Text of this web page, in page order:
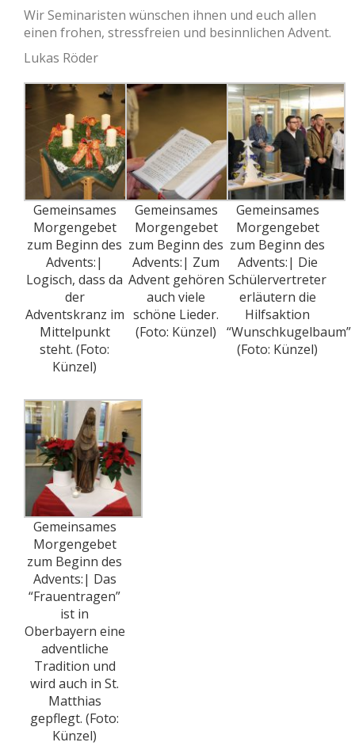
Wir Seminaristen wünschen ihnen und euch allen
einen frohen, stressfreien und besinnlichen Advent.
Lukas Röder
Gemeinsames
Morgengebet
zum Beginn des
Advents:|
Logisch, dass da
der
Adventskranz im
Mittelpunkt
steht. (Foto:
Künzel)
Gemeinsames
Morgengebet
zum Beginn des
Advents:| Zum
Advent gehören
auch viele
schöne Lieder.
(Foto: Künzel)
Gemeinsames
Morgengebet
zum Beginn des
Advents:| Die
Schülervertreter
erläutern die
Hilfsaktion
“Wunschkugelbaum”
(Foto: Künzel)
Gemeinsames
Morgengebet
zum Beginn des
Advents:| Das
“Frauentragen”
ist in
Oberbayern eine
adventliche
Tradition und
wird auch in St.
Matthias
gepflegt. (Foto:
Künzel)